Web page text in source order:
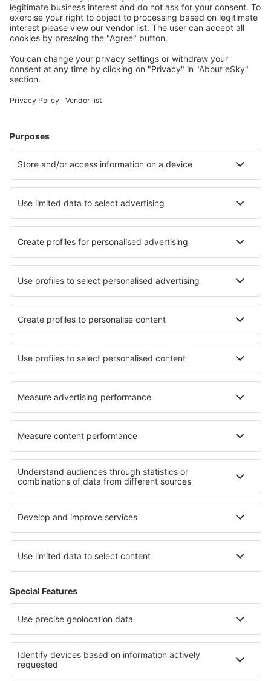
Cazarea preferată
Alege din peste 1,3 mil. de opţiuni: hoteluri, cabane,
Cele mai căutate hoteluri de către utilizatorii eSky
Hoteluri în Nieuwpoort
Hoteluri în Koksijde Hoteluri în Middelkerke
Hoteluri în Bruxelles Hoteluri în Sint-Laureins
Hoteluri în Theux Hoteluri în Tongeren
Cele mai bune hoteluri - orașe
Hoteluri în Barro Duro Hoteluri în Wayne
Hoteluri în Saint-Vincent-de-Lamontjoie
Hoteluri în Bad Waltersdorf Hoteluri în Riversdale
Hoteluri în Thornton Curtis
Cele mai bune hoteluri - regiuni
Hoteluri in Flandra Hoteluri în Belgia
Hoteluri în Costa Vasca
Hoteluri in Herrera Hoteluri in Ischia